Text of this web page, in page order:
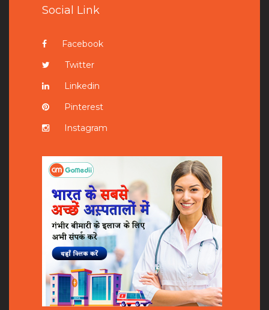
Social Link
Facebook
Twitter
Linkedin
Pinterest
Instagram